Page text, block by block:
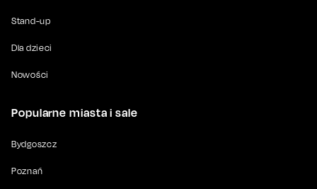
Stand-up
Dla dzieci
Nowości
Popularne miasta i sale
Bydgoszcz
Poznań